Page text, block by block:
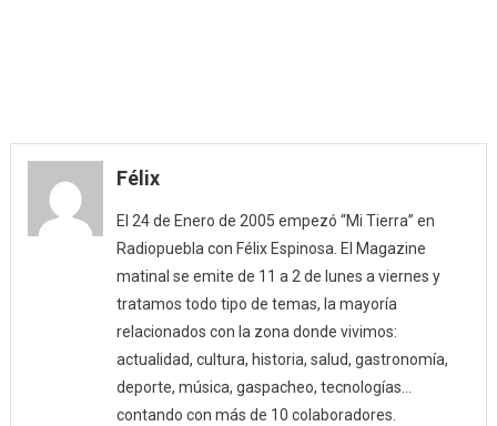
Félix
El 24 de Enero de 2005 empezó “Mi Tierra” en
Radiopuebla con Félix Espinosa. El Magazine
matinal se emite de 11 a 2 de lunes a viernes y
tratamos todo tipo de temas, la mayoría
relacionados con la zona donde vivimos:
actualidad, cultura, historia, salud, gastronomía,
deporte, música, gaspacheo, tecnologías…
contando con más de 10 colaboradores.